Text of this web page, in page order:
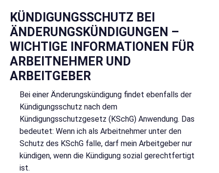
KÜNDIGUNGSSCHUTZ BEI
ÄNDERUNGSKÜNDIGUNGEN –
WICHTIGE INFORMATIONEN FÜR
ARBEITNEHMER UND
ARBEITGEBER
Bei einer Änderungskündigung findet ebenfalls der
Kündigungsschutz nach dem
Kündigungsschutzgesetz (KSchG) Anwendung. Das
bedeutet: Wenn ich als Arbeitnehmer unter den
Schutz des KSchG falle, darf mein Arbeitgeber nur
kündigen, wenn die Kündigung sozial gerechtfertigt
ist.